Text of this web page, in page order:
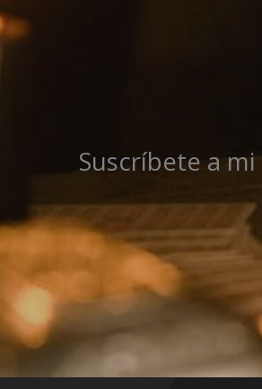
Suscríbete a